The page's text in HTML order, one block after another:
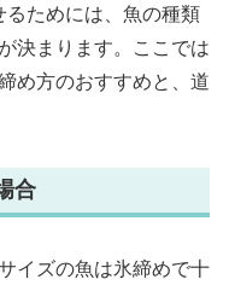
ためには、魚の種類
決まります。ここでは
め方のおすすめと、道
合
イズの魚は氷締めで十